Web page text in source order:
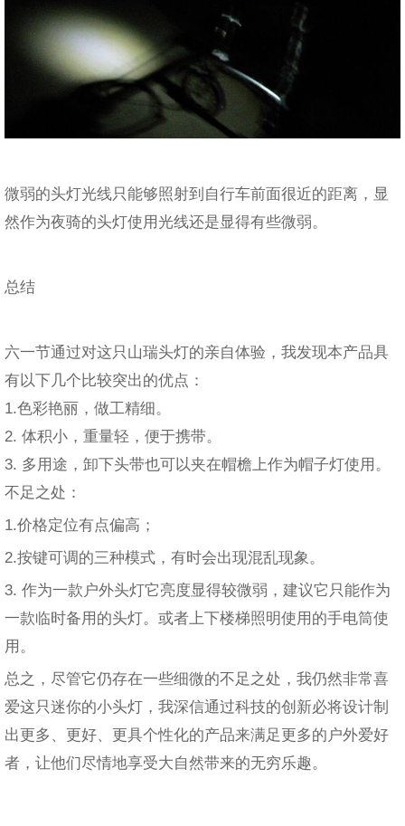
微弱的头灯光线只能够照射到自行车前面很近的距离，显
然作为夜骑的头灯使用光线还是显得有些微弱。
总结
六一节通过对这只山瑞头灯的亲自体验，我发现本产品具
有以下几个比较突出的优点：
1.色彩艳丽，做工精细。
2. 体积小，重量轻，便于携带。
3. 多用途，卸下头带也可以夹在帽檐上作为帽子灯使用。
不足之处：
1.价格定位有点偏高；
2.按键可调的三种模式，有时会出现混乱现象。
3. 作为一款户外头灯它亮度显得较微弱，建议它只能作为
一款临时备用的头灯。或者上下楼梯照明使用的手电筒使
用。
总之，尽管它仍存在一些细微的不足之处，我仍然非常喜
爱这只迷你的小头灯，我深信通过科技的创新必将设计制
出更多、更好、更具个性化的产品来满足更多的户外爱好
者，让他们尽情地享受大自然带来的无穷乐趣。